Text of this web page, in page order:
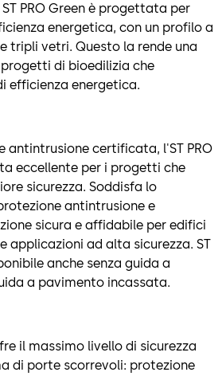
PRO Green è progettata per
energetica, con un profilo a
tripli vetri. Questo la rende una
di bioedilizia che
efficienza energetica.
antintrusione certificata, l'ST PRO
eccellente per i progetti che
sicurezza. Soddisfa lo
antintrusione e
sicura e affidabile per edifici
applicazioni ad alta sicurezza. ST
anche senza guida a
a pavimento incassata.
il massimo livello di sicurezza
di porte scorrevoli: protezione